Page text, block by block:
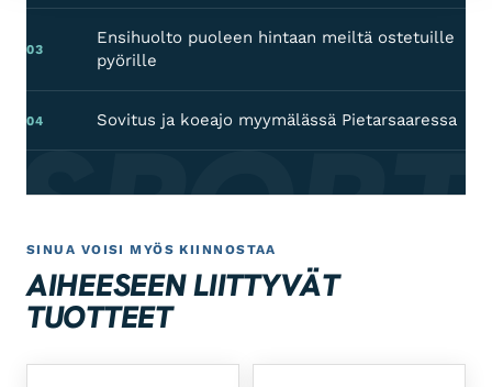
03
Ensihuolto puoleen hintaan meiltä ostetuille
pyörille
04 Sovitus ja koeajo myymälässä Pietarsaaressa
SINUA VOISI MYÖS KIINNOSTAA
AIHEESEEN LIITTYVÄT
TUOTTEET